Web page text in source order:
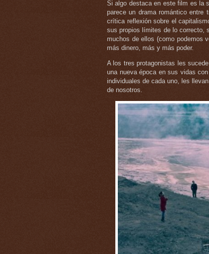
Si algo destaca en este film es la
parece un drama romántico
crítica reflexión sobre el
sus propios límites de lo correcto,
muchos de ellos (como podemos
más dinero, más y más poder.
A los tres protagonistas les
una nueva época en sus vidas
individuales de cada uno, les
de nosotros.